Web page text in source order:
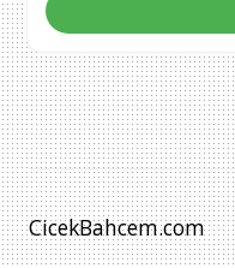
CicekBahcem.com